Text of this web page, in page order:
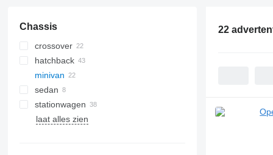
Chassis
crossover
hatchback
minivan
sedan
stationwagen
laat alles zien
22